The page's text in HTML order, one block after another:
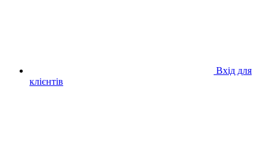
Вхід для
клієнтів